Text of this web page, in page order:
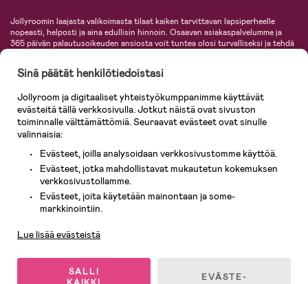
Jollyroomin laajasta valikoimasta tilaat kaiken tarvittavan lapsiperheelle
nopeasti, helposti ja aina edullisin hinnoin. Osaavan asiakaspalvelumme ja
365 päivän palautusoikeuden ansiosta voit tuntea olosi turvalliseksi ja tehdä
lastentarvikkeita sekä paljon muuta. Meiltä löydät lukuisia tunnettuja
KidKraft, Ergobaby, Philips Avent, Neonate, Cybex, LEGO ja monia muita!
Tervetuloa shoppailemaan Pohjoismaiden suurimpaan lastentarvikkeiden
verkkokauppaan!
Sinä päätät henkilötiedoistasi
Jollyroom ja digitaaliset yhteistyökumppanimme käyttävät
evästeitä tällä verkkosivulla. Jotkut näistä ovat sivuston
toiminnalle välttämättömiä. Seuraavat evästeet ovat sinulle
valinnaisia:
Evästeet, joilla analysoidaan verkkosivustomme käyttöä.
Evästeet, jotka mahdollistavat mukautetun kokemuksen
verkkosivustollamme.
Evästeet, joita käytetään mainontaan ja some-
markkinointiin.
Lue lisää evästeistä
SALLI
EVÄSTE-